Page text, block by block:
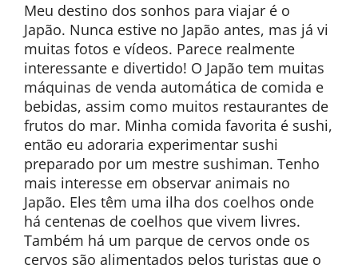
Meu destino dos sonhos para viajar é o
Japão. Nunca estive no Japão antes, mas já vi
muitas fotos e vídeos. Parece realmente
interessante e divertido! O Japão tem muitas
máquinas de venda automática de comida e
bebidas, assim como muitos restaurantes de
frutos do mar. Minha comida favorita é sushi,
então eu adoraria experimentar sushi
preparado por um mestre sushiman. Tenho
mais interesse em observar animais no
Japão. Eles têm uma ilha dos coelhos onde
há centenas de coelhos que vivem livres.
Também há um parque de cervos onde os
cervos são alimentados pelos turistas que o